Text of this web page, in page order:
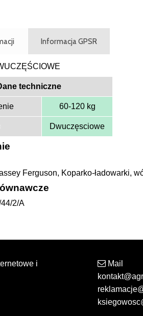
Informacja GPSR
techniczne
60-120 kg
Dwuczęsciowe
Ferguson, Koparko-ładowarki,
2/A
i
Mail